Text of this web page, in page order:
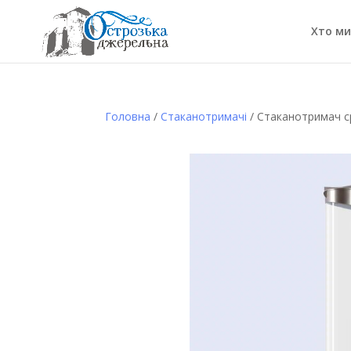
Хто ми
Головна /Стаканотримачі / Стаканотримач